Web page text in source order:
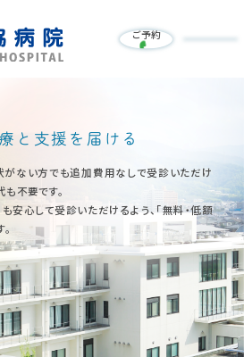
ご予約
と支援を届ける
がない方でも追加費用なしで受診いただけ
不要です。
安心して受診いただけるよう、 「無料・低額